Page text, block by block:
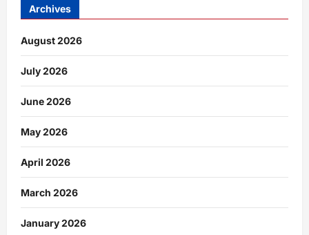
Archives
August 2026
July 2026
June 2026
May 2026
April 2026
March 2026
January 2026